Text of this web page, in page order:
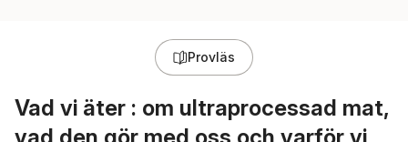
Provläs
Vad vi äter : om ultraprocessad mat,